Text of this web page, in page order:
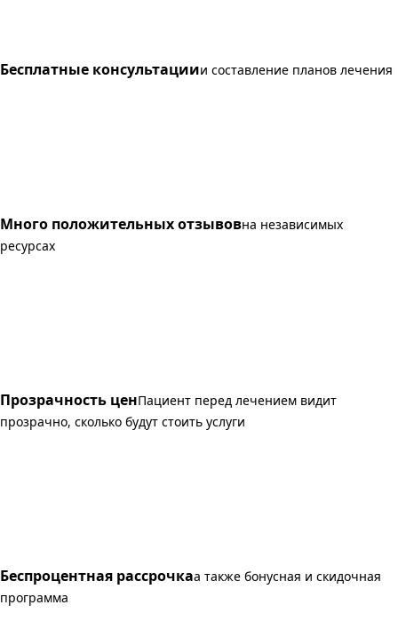
Бесплатные консультациии составление планов лечения
Много положительных отзывовна независимых
ресурсах
Прозрачность ценПациент перед лечением видит
прозрачно, сколько будут стоить услуги
Беспроцентная рассрочкаа также бонусная и скидочная
программа